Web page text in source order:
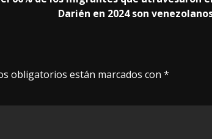
Darién en 2024 son
obligatorios están marcados con *